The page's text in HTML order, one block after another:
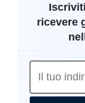
ricevere